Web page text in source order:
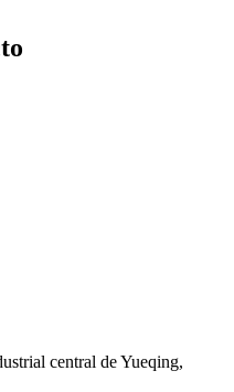
central de Yueqing,